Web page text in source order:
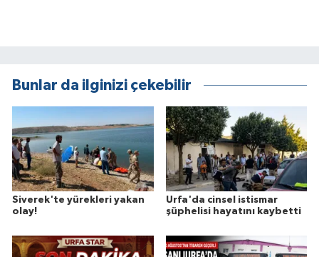
Bunlar da ilginizi çekebilir
Siverek'te yürekleri yakan
olay!
Urfa'da cinsel istismar
şüphelisi hayatını kaybetti